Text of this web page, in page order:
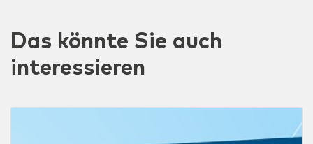
Das könnte Sie auch
interessieren